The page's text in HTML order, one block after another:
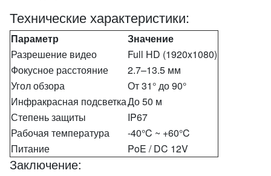
Технические характеристики:
Параметр
Значение
Разрешение видео
Full HD (1920x1080)
Фокусное расстояние
2.7–13.5 мм
Угол обзора
От 31° до 90°
Инфракрасная подсветкаДо 50 м
Степень защиты
IP67
Рабочая температура
-40°C ~ +60°C
Питание
PoE / DC 12V
Заключение: